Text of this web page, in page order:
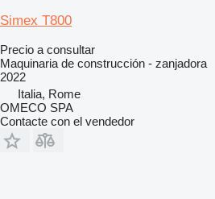
Simex T800
Precio a consultar
Maquinaria de construcción - zanjadora
2022
Italia, Rome
OMECO SPA
Contacte con el vendedor